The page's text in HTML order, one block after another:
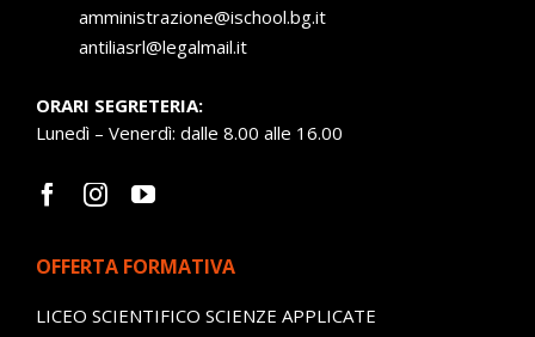
amministrazione@ischool.bg.it
antiliasrl@legalmail.it
ORARI SEGRETERIA:
Lunedì – Venerdì: dalle 8.00 alle 16.00
OFFERTA FORMATIVA
LICEO SCIENTIFICO SCIENZE APPLICATE